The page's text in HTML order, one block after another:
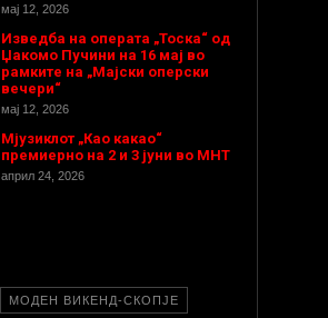
мај 12, 2026
Изведба на операта „Тоска“ од
Џакомо Пучини на 16 мај во
рамките на „Мајски оперски
вечери“
мај 12, 2026
Мјузиклот „Као какао“
премиерно на 2 и 3 јуни во МНТ
април 24, 2026
МОДЕН ВИКЕНД-СКОПЈЕ